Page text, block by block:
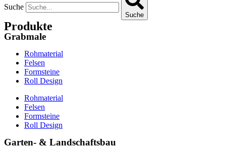
Suche
Suche
Produkte
Grabmale
Rohmaterial
Felsen
Formsteine
Roll Design
Rohmaterial
Felsen
Formsteine
Roll Design
Garten- & Landschaftsbau